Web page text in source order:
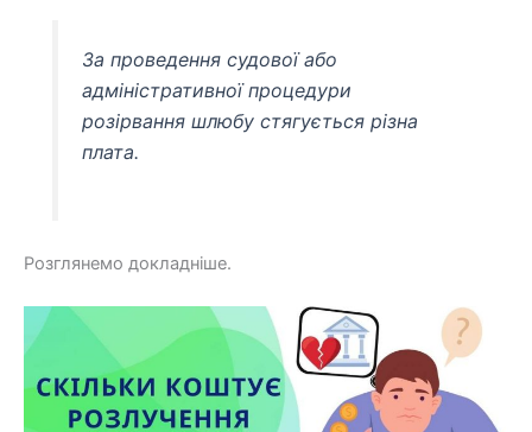
За проведення судової або
адміністративної процедури
розірвання шлюбу стягується різна
плата.
Розглянемо докладніше.